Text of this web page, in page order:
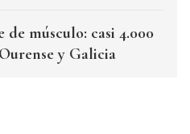
de músculo: casi 4.000
y Galicia